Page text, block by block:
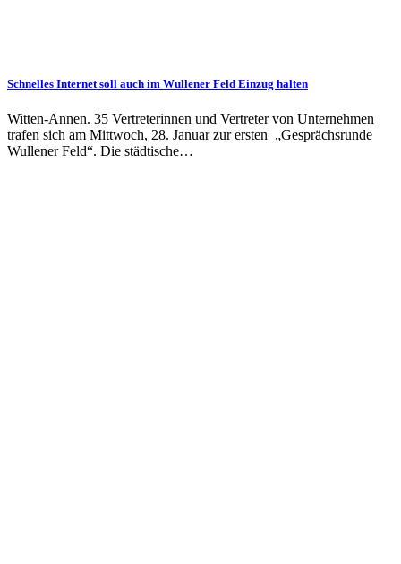
Schnelles Internet soll auch im Wullener Feld Einzug halten
Witten-Annen. 35 Vertreterinnen und Vertreter von Unternehmen
trafen sich am Mittwoch, 28. Januar zur ersten „Gesprächsrunde
Wullener Feld“. Die städtische…